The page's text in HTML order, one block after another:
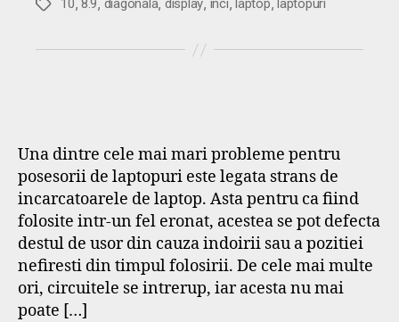
Etichete
10 8.9 diagonala display inci laptop laptopuri
Una dintre cele mai mari probleme pentru
posesorii de laptopuri este legata strans de
incarcatoarele de laptop. Asta pentru ca fiind
folosite intr-un fel eronat, acestea se pot defecta
destul de usor din cauza indoirii sau a pozitiei
nefiresti din timpul folosirii. De cele mai multe
ori, circuitele se intrerup, iar acesta nu mai
poate […]